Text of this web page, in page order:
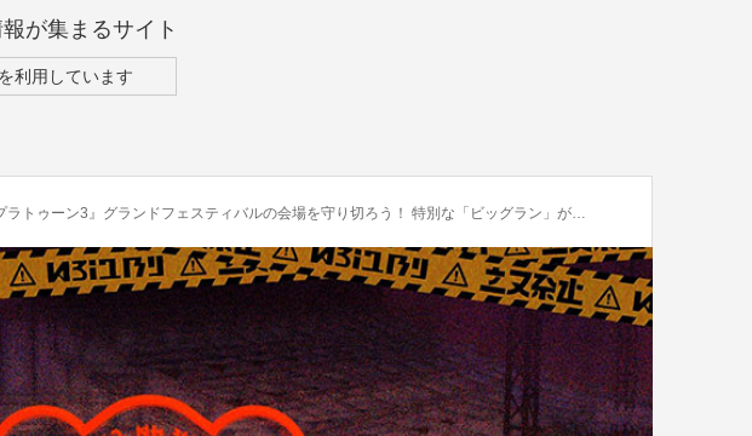
が集まるサイト
利用しています
ラトゥーン3』グランドフェスティバルの会場を守り切ろう！ 特別な「ビッグラン」が9月7日（土）から開催!!